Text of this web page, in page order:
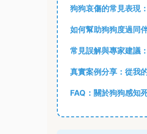
狗狗哀傷的常見表現
如何幫助狗狗度過同
常見誤解與專家建議
真實案例分享：從我
FAQ：關於狗狗感知